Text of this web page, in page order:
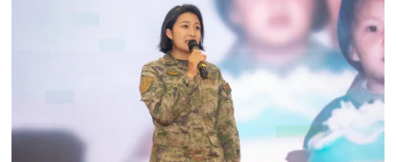
人
民
防
空